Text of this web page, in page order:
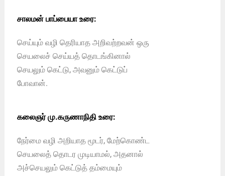
சாலமன் பாப்பையா உரை:
செய்யும் வழி தெரியாத அறிவற்றவன் ஒரு
செயலைச் செய்யத் தொடங்கினால்
செயலும் கெட்டு, அவனும் கெட்டுப்
போவான்.
கலைஞர் மு.கருணாநிதி உரை:
நேர்மை வழி அறியாத மூடர், மேற்கொண்ட
செயலைத் தொடர முடியாமல், அதனால்
அச்செயலும் கெட்டுத் தம்மையும்